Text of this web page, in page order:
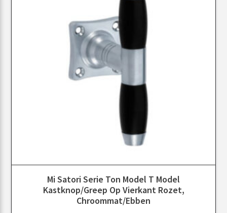
Mi Satori Serie Ton Model T Model
Kastknop/greep Op Vierkant Rozet,
Chroommat/ebben